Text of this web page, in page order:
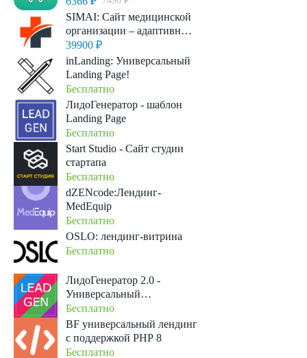
поликлиника, медицинская
косметология
SIMAI: Сайт медицинской
организации – адаптивный
с версией для
слабовидящих
39900 ₽
inLanding: Универсальный
Landing Page!
Бесплатно
ЛидоГенератор - шаблон
Landing Page
Бесплатно
Start Studio - Сайт студии
стартапа
Бесплатно
dZENcode:Лендинг-
MedEquip
Бесплатно
OSLO: лендинг-витрина
Бесплатно
ЛидоГенератор 2.0 -
Универсальный
адаптивный шаблон
Landing Page
Бесплатно
BF универсальный лендинг
с поддержкой PHP 8
Бесплатно